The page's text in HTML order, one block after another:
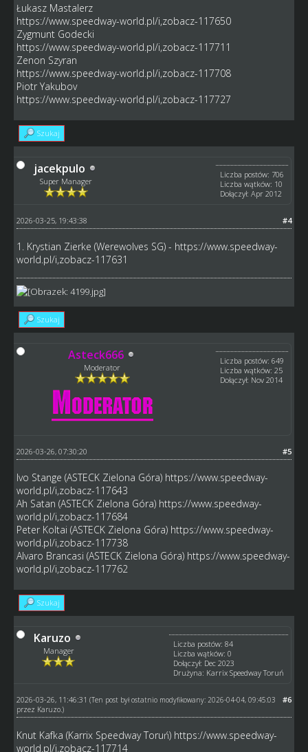
Łukasz Mastalerz
https://www.speedway-world.pl/i,zobacz-117650
Zygmunt Godecki
https://www.speedway-world.pl/i,zobacz-117711
Zenon Szyran
https://www.speedway-world.pl/i,zobacz-117708
Piotr Yakubov
https://www.speedway-world.pl/i,zobacz-117727
Szukaj
jacekpulo
Super Manager
Liczba postów: 706
Liczba wątków: 10
Dołączył: Apr 2012
#4
2026-03-25, 19:43:38
1. Krystian Zierke (Werewolves SG) - https://www.speedway-
world.pl/i,zobacz-117631
Szukaj
Asteck666
Moderator
Liczba postów: 649
Liczba wątków: 25
Dołączył: Nov 2014
#5
2026-03-26, 07:30:20
Ivo Stange (ASTECK Zielona Góra) https://www.speedway-
world.pl/i,zobacz-117643
Ah Satan (ASTECK Zielona Góra) https://www.speedway-
world.pl/i,zobacz-117684
Peter Koltai (ASTECK Zielona Góra) https://www.speedway-
world.pl/i,zobacz-117738
Alvaro Brancasi (ASTECK Zielona Góra) https://www.speedway-
world.pl/i,zobacz-117762
Szukaj
Karuzo
Manager
Liczba postów: 84
Liczba wątków: 0
Dołączył: Dec 2023
Drużyna: Karrix Speedway Toruń
#6
2026-03-26, 11:46:31 (Ten post był ostatnio modyfikowany: 2026-04-04, 09:45:03
przez Karuzo.)
Knut Kafka (Karrix Speedway Toruń) https://www.speedway-
world.pl/i,zobacz-117714